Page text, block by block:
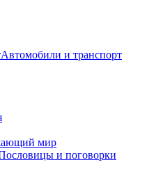
Автомобили и транспорт
мир
и поговорки